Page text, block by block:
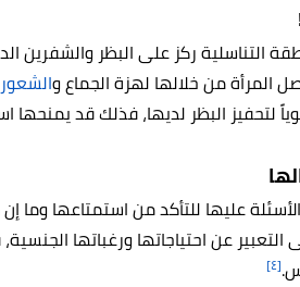
التناسلية ركز على البظر والشفرين
المرأة من خلالها لهزة الجماع و
لتحفيز البظر لديها، فذلك قد يمنحها
عليها للتأكد من استمتاعها وما
عن احتياجاتها ورغباتها
[٤]